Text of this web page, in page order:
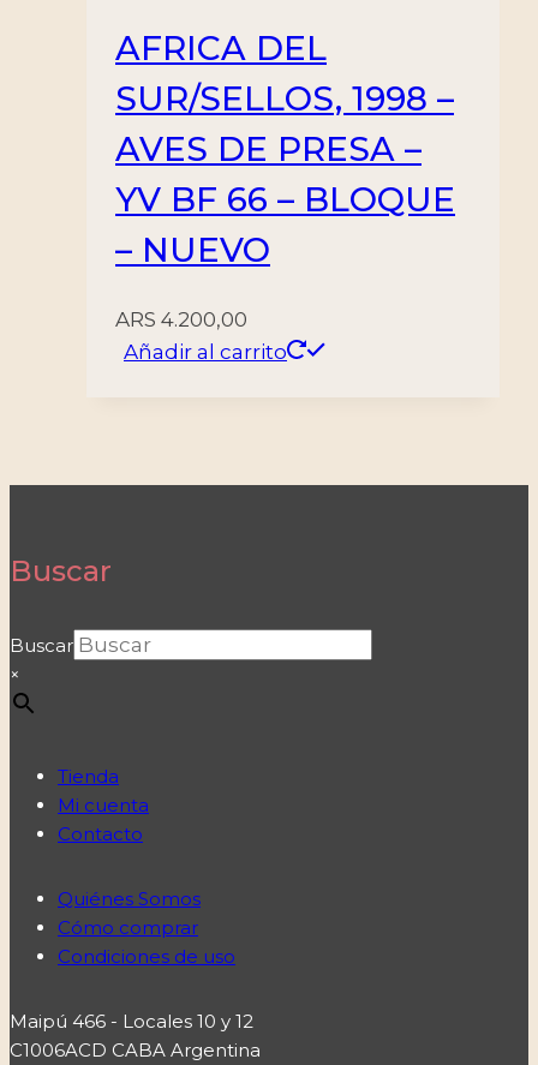
AFRICA DEL
SUR/SELLOS, 1998 –
AVES DE PRESA –
YV BF 66 – BLOQUE
– NUEVO
ARS 4.200,00
Añadir al carrito
Buscar
Buscar
×
Tienda
Mi cuenta
Contacto
Quiénes Somos
Cómo comprar
Condiciones de uso
Maipú 466 - Locales 10 y 12
C1006ACD CABA Argentina